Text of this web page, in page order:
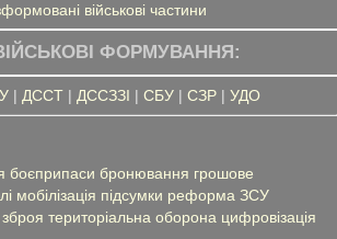
військові частини
ВІЙСЬКОВІ ФОРМУВАННЯ:
| ДССТ| ДССЗЗІ | СБУ| СЗР| УДО
боєприпаси бронювання грошове
мобілізація підсумки реформа ЗСУ
зброя територіальна оборона цифровізація